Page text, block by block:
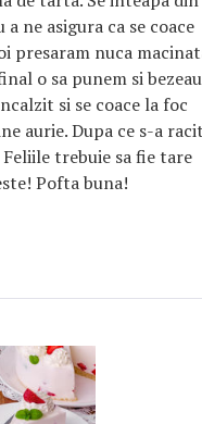
ne asigura ca se coace
presaram nuca
o sa punem si
si se coace la foc
aurie. Dupa ce s-a
trebuie sa fie tare
Pofta buna!